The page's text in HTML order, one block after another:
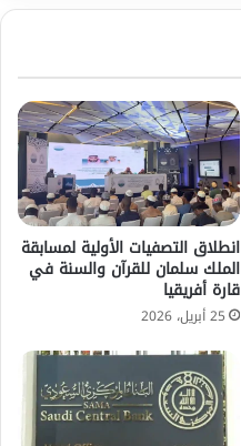
انطلاق التصفيات الأولية لمسابقة
الملك سلمان للقرآن والسنة في
قارة أفريقيا
25 أبريل، 2026